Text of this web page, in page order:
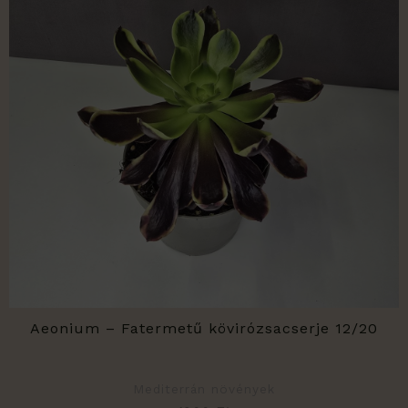
Aeonium – Fatermetű kövirózsacserje 12/20